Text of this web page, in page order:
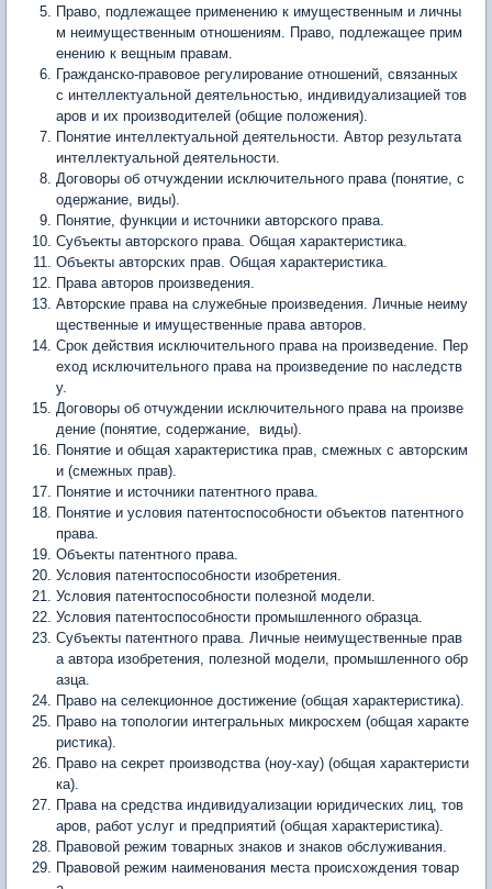
Право, подлежащее применению к имущественным и личны
м неимущественным отношениям. Право, подлежащее прим
енению к вещным правам.
Гражданско-правовое регулирование отношений, связанных
с интеллектуальной деятельностью, индивидуализацией тов
аров и их производителей (общие положения).
Понятие интеллектуальной деятельности. Автор результата
интеллектуальной деятельности.
Договоры об отчуждении исключительного права (понятие, с
одержание, виды).
Понятие, функции и источники авторского права.
Субъекты авторского права. Общая характеристика.
Объекты авторских прав. Общая характеристика.
Права авторов произведения.
Авторские права на служебные произведения. Личные неиму
щественные и имущественные права авторов.
Срок действия исключительного права на произведение. Пер
еход исключительного права на произведение по наследств
у.
Договоры об отчуждении исключительного права на произве
дение (понятие, содержание, виды).
Понятие и общая характеристика прав, смежных с авторским
и (смежных прав).
Понятие и источники патентного права.
Понятие и условия патентоспособности объектов патентного
права.
Объекты патентного права.
Условия патентоспособности изобретения.
Условия патентоспособности полезной модели.
Условия патентоспособности промышленного образца.
Субъекты патентного права. Личные неимущественные прав
а автора изобретения, полезной модели, промышленного обр
азца.
Право на селекционное достижение (общая характеристика).
Право на топологии интегральных микросхем (общая характе
ристика).
Право на секрет производства (ноу-хау) (общая характеристи
ка).
Права на средства индивидуализации юридических лиц, тов
аров, работ услуг и предприятий (общая характеристика).
Правовой режим товарных знаков и знаков обслуживания.
Правовой режим наименования места происхождения товар